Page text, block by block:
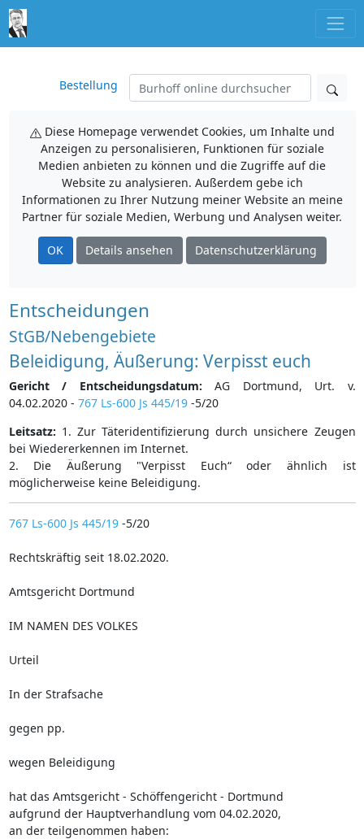
Bestellung
Diese Homepage verwendet Cookies, um Inhalte und
Anzeigen zu personalisieren, Funktionen für soziale
Medien anbieten zu können und die Zugriffe auf die
Website zu analysieren. Außerdem gebe ich
Informationen zu Ihrer Nutzung meiner Website an meine
Partner für soziale Medien, Werbung und Analysen weiter.
OK Details ansehen Datenschutzerklärung
Entscheidungen
StGB/Nebengebiete
Beleidigung, Äußerung: Verpisst euch
Gericht / Entscheidungsdatum: AG Dortmund, Urt. v.
04.02.2020 - 767 Ls-600 Js 445/19-5/20
Leitsatz: 1. Zur Täteridentifizierung durch unsichere Zeugen
bei Wiedererkennen im Internet.
2. Die Äußerung "Verpisst Euch“ oder ähnlich ist
möglicherweise keine Beleidigung.
767 Ls-600 Js 445/19-5/20
Rechtskräftig seit 18.02.2020.
Amtsgericht Dortmund
IM NAMEN DES VOLKES
Urteil
In der Strafsache
gegen pp.
wegen Beleidigung
hat das Amtsgericht - Schöffengericht - Dortmund
aufgrund der Hauptverhandlung vom 04.02.2020,
an der teilgenommen haben: